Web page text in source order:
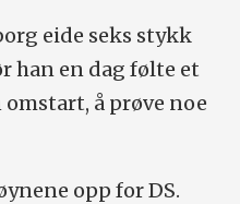
eide seks stykk
han en dag følte et
å prøve noe
opp for DS.